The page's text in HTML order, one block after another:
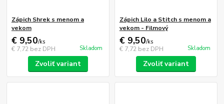
Zápich Shrek s menom a
vekom
€ 9,50/ks
€ 7,72 bez DPH Skladom
Zvoliť variant
Zápich Lilo a Stitch s menom a
vekom - Filmový
€ 9,50/ks
€ 7,72 bez DPH Skladom
Zvoliť variant